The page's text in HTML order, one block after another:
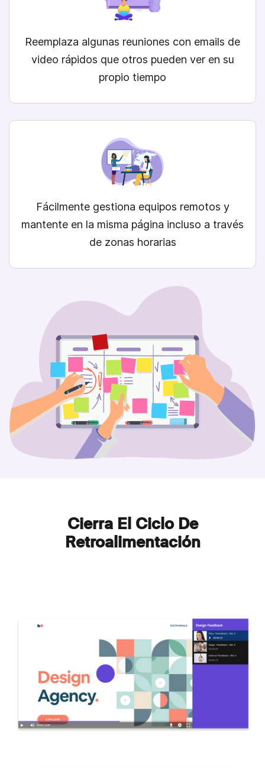
Reemplaza algunas reuniones con emails de
video rápidos que otros pueden ver en su
propio tiempo
Fácilmente gestiona equipos remotos y
mantente en la misma página incluso a través
de zonas horarias
Cierra El Ciclo De
Retroalimentación